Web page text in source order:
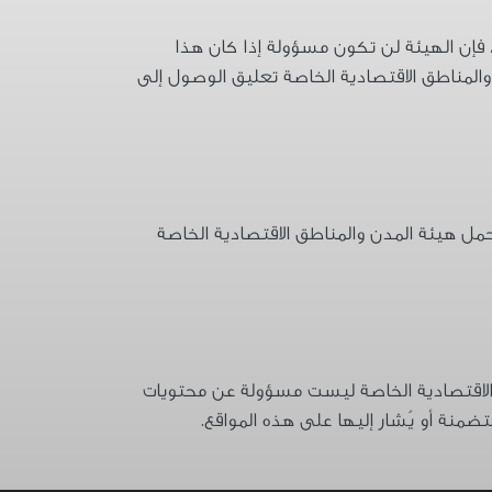
هذا الموقع على مدار 24 ساعة في اليوم. ومع ذلك، فإن الهيئة لن تكون مسؤولة إذا كان هذا
الاقتصادية الخاصة تعليق الوصول إلى
هيئة المدن والمناطق الاقتصادية الخاصة
الخاصة ليست مسؤولة عن محتويات
أو يُشار إليها على هذه المواقع.